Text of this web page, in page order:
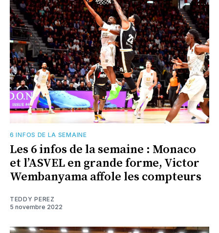
6 INFOS DE LA SEMAINE
Les 6 infos de la semaine : Monaco
et l’ASVEL en grande forme, Victor
Wembanyama affole les compteurs
TEDDY PEREZ
5 novembre 2022